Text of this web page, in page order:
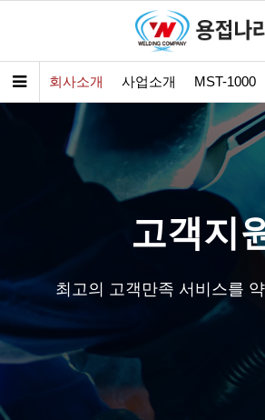
회사소개 사업소개 MST-1000
고객지
최고의 고객만족 서비스를